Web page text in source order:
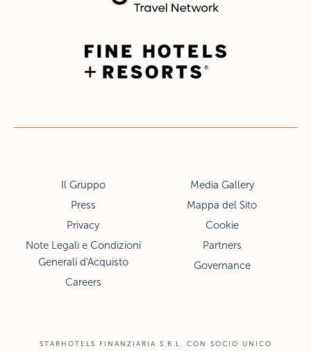
Il Gruppo
Press
Privacy
Note Legali e Condizioni
Generali d'Acquisto
Careers
Media Gallery
Mappa del Sito
Cookie
Partners
Governance
STARHOTELS FINANZIARIA S.R.L. CON SOCIO UNICO